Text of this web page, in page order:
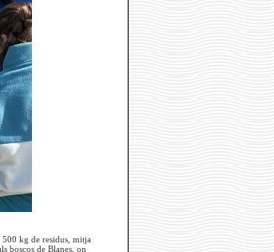
500 kg de residus, mitja
boscos de Blanes, on